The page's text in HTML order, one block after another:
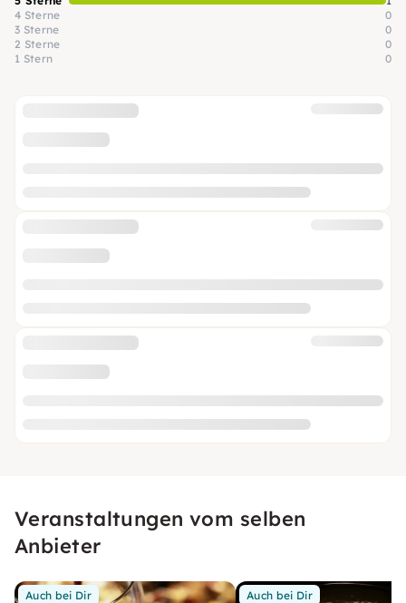
4 Sterne
0
3 Sterne
0
2 Sterne
0
1 Stern
0
Veranstaltungen vom selben
Anbieter
Auch bei Dir Auch bei Dir